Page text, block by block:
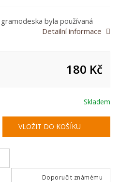
byla používaná
Detailní informace
180 Kč
Skladem
Doporučit známému